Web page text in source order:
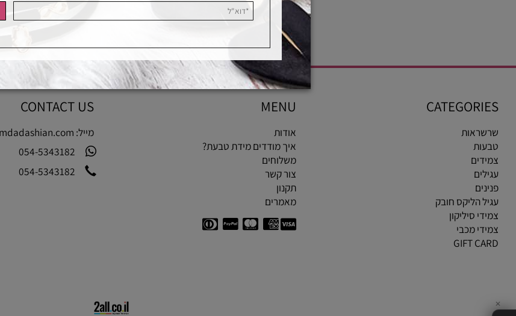
הליקס חובק
סיליקון
MENU
איך מודדים מידת טבעת?
משלוחים
צור קשר
מאמרים
CONTACT US
מייל:m@mdadashian.com
054-5343182
לקבלת מבצעים וחדשות ישירות למייל הרשמו לניוזלטר